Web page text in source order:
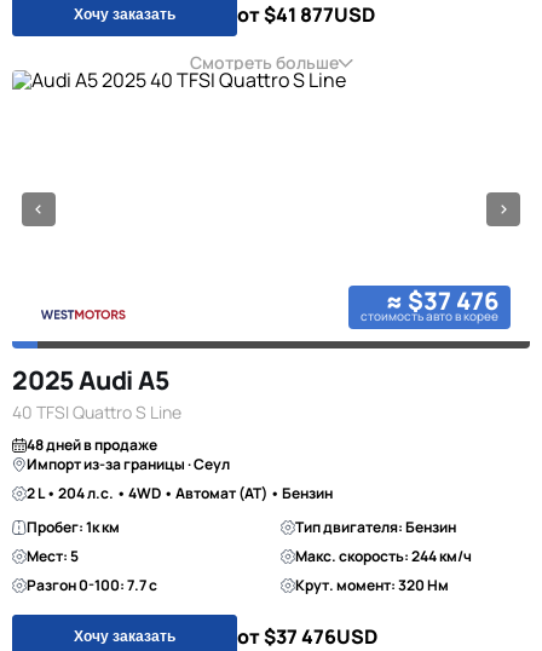
Хочу заказать от $41 877USD
Смотреть больше
≈ $37 476
стоимость авто в корее
2025 Audi A5
40 TFSI Quattro S Line
48 дней в продаже
Импорт из-за границы · Сеул
2 L • 204 л.с. • 4WD • Автомат (AT) • Бензин
Пробег: 1к км
Тип двигателя: Бензин
Мест: 5
Макс. скорость: 244 км/ч
Разгон 0-100: 7.7 с
Крут. момент: 320 Нм
Хочу заказать от $37 476USD